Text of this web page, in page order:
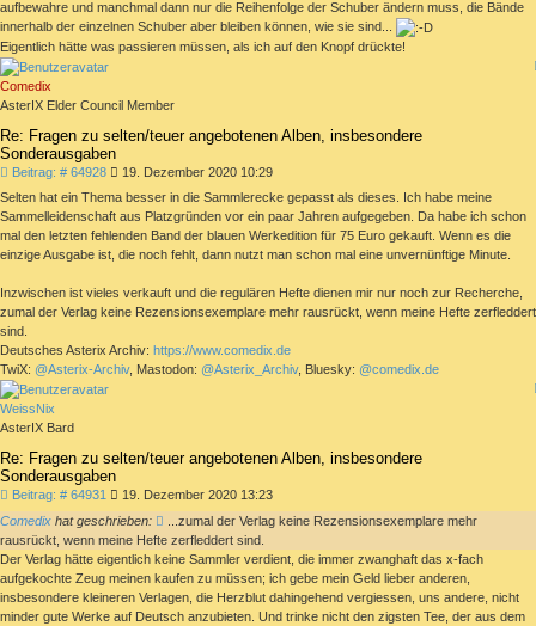
aufbewahre und manchmal dann nur die Reihenfolge der Schuber ändern muss, die Bände
innerhalb der einzelnen Schuber aber bleiben können, wie sie sind...
Eigentlich hätte was passieren müssen, als ich auf den Knopf drückte!
Comedix
AsterIX Elder Council Member
Re: Fragen zu selten/teuer angebotenen Alben, insbesondere
Sonderausgaben
Beitrag: # 64928Beitrag19. Dezember 2020 10:29
Selten hat ein Thema besser in die Sammlerecke gepasst als dieses. Ich habe meine
Sammelleidenschaft aus Platzgründen vor ein paar Jahren aufgegeben. Da habe ich schon
mal den letzten fehlenden Band der blauen Werkedition für 75 Euro gekauft. Wenn es die
einzige Ausgabe ist, die noch fehlt, dann nutzt man schon mal eine unvernünftige Minute.
Inzwischen ist vieles verkauft und die regulären Hefte dienen mir nur noch zur Recherche,
zumal der Verlag keine Rezensionsexemplare mehr rausrückt, wenn meine Hefte zerfleddert
sind.
Deutsches Asterix Archiv: https://www.comedix.de
TwiX: @Asterix-Archiv, Mastodon: @Asterix_Archiv, Bluesky: @comedix.de
WeissNix
AsterIX Bard
Re: Fragen zu selten/teuer angebotenen Alben, insbesondere
Sonderausgaben
Beitrag: # 64931 Beitrag
19. Dezember 2020 13:23
Comedix hat geschrieben:
...zumal der Verlag keine Rezensionsexemplare mehr
rausrückt, wenn meine Hefte zerfleddert sind.
Der Verlag hätte eigentlich keine Sammler verdient, die immer zwanghaft das x-fach
aufgekochte Zeug meinen kaufen zu müssen; ich gebe mein Geld lieber anderen,
insbesondere kleineren Verlagen, die Herzblut dahingehend vergiessen, uns andere, nicht
minder gute Werke auf Deutsch anzubieten. Und trinke nicht den zigsten Tee, der aus dem